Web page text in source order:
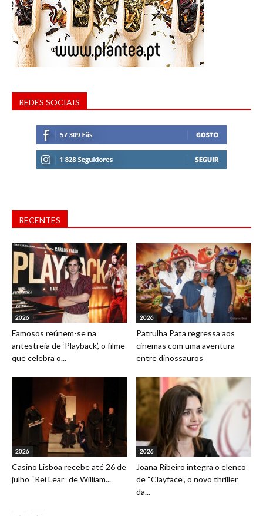
REDES SOCIAIS
RECENTES
2026
Famosos reúnem-se na
antestreia de ‘Playback’, o filme
que celebra o...
2026
Patrulha Pata regressa aos
cinemas com uma aventura
entre dinossauros
2026
Casino Lisboa recebe até 26 de
julho “Rei Lear” de William...
2026
Joana Ribeiro integra o elenco
de “Clayface”, o novo thriller
da...